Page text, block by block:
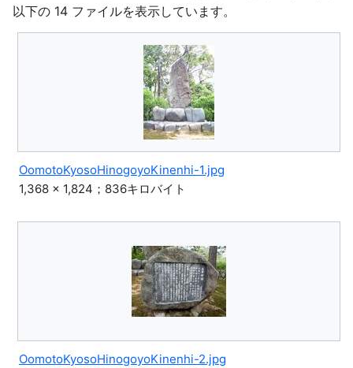
以下の 14 ファイルを表示しています。
OomotoKyosoHinogoyoKinenhi-1.jpg
1,368 × 1,824；836キロバイト
OomotoKyosoHinogoyoKinenhi-2.jpg